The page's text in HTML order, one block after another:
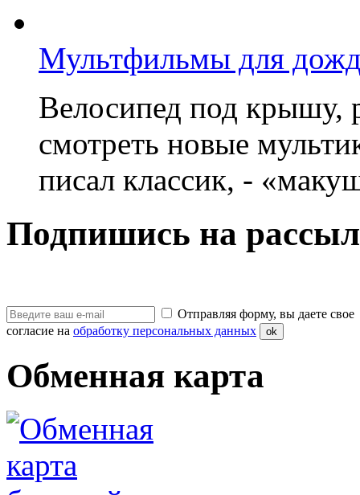
Мультфильмы для
Велосипед под крышу,
смотреть новые
писал классик, -
Подпишись на
Отправляя форму, вы даете свое
согласие на обработку персональных данных ok
Обменная карта